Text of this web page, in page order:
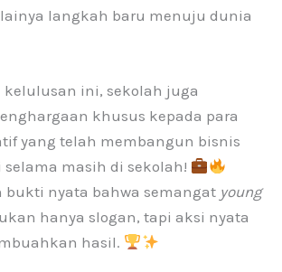
langkah baru menuju dunia
kelulusan ini, sekolah juga
khusus kepada para
yang telah membangun bisnis
selama masih di sekolah!
bukti nyata bahwa semangat young
hanya slogan, tapi aksi nyata
hasil.